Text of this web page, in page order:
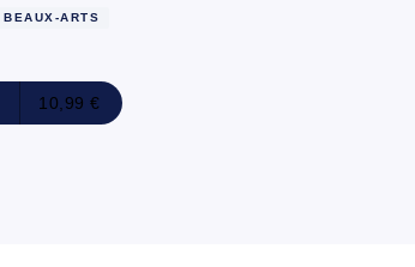
BEAUX-ARTS
10,99 €